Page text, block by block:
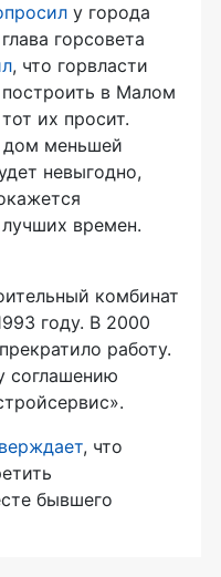
у города
горсовета
, что горвласти
в Малом
их просит.
дом меньшей
невыгодно,
времен.
комбинат
году. В 2000
работу.
соглашению
, что
бывшего